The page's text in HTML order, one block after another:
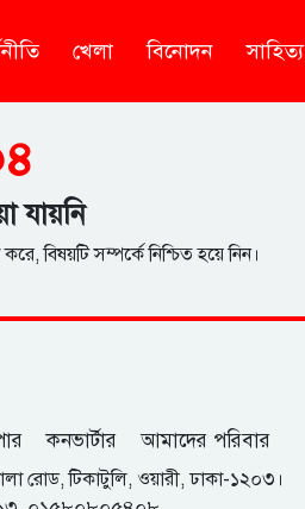
খেলা বিনোদন সাহিত্য
যায়নি
বিষয়টি সম্পর্কে নিশ্চিত হয়ে নিন।
কনভার্টার আমাদের পরিবার
রোড, টিকাটুলি, ওয়ারী, ঢাকা-১২০৩।